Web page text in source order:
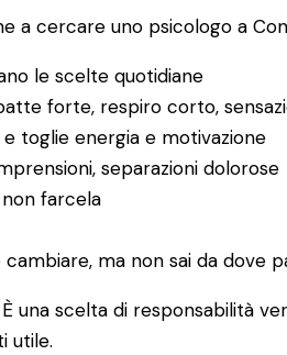
cercare uno psicologo a
le scelte quotidiane
forte, respiro corto,
toglie energia e motivazione
separazioni dolorose
farcela
cambiare, ma non sai da dove
una scelta di responsabilità
utile.